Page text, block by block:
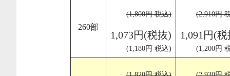
260部
(1,800円 税込)
1,073円(税抜)
(1,180円 税込)
(2,910円
1,091円(
(1,200円